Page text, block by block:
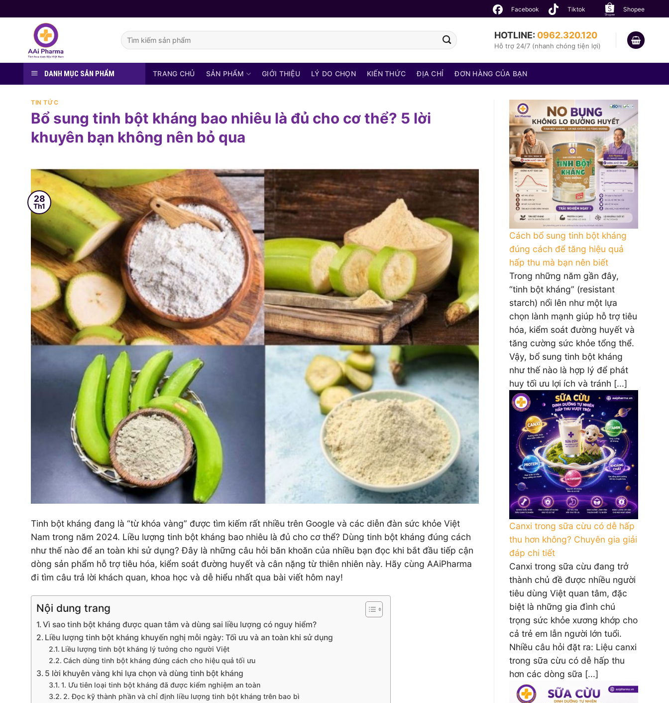
to
Facebook Tiktok Shopee
Tìm
kiếm:
HOTLINE: 0962.320.120
Hỗ trợ 24/7 (nhanh chóng tiện lợi)
DANH MỤC SẢN PHẨM TRANG CHỦ SẢN PHẨM GIỚI THIỆU LÝ DO CHỌN KIẾN THỨC ĐỊA CHỈ ĐƠN HÀNG CỦA BẠN
TIN TỨC
Bổ sung tinh bột kháng bao nhiêu là đủ cho cơ thể? 5 lời
khuyên bạn không nên bỏ qua
28
Th1
Tinh bột kháng đang là “từ khóa vàng” được tìm kiếm rất nhiều trên Google và các diễn đàn sức khỏe Việt
Nam trong năm 2024. Liều lượng tinh bột kháng bao nhiêu là đủ cho cơ thể? Dùng tinh bột kháng đúng cách
như thế nào để an toàn khi sử dụng? Đây là những câu hỏi băn khoăn của nhiều bạn đọc khi bắt đầu tiếp cận
dòng sản phẩm hỗ trợ tiêu hóa, kiểm soát đường huyết và cân nặng từ thiên nhiên này. Hãy cùng AAiPharma
đi tìm câu trả lời khách quan, khoa học và dễ hiểu nhất qua bài viết hôm nay!
Nội dung trang
Vì sao tinh bột kháng được quan tâm và dùng sai liều lượng có nguy hiểm?
Liều lượng tinh bột kháng khuyến nghị mỗi ngày: Tối ưu và an toàn khi sử dụng
Liều lượng tinh bột kháng lý tưởng cho người Việt
Cách dùng tinh bột kháng đúng cách cho hiệu quả tối ưu
5 lời khuyên vàng khi lựa chọn và dùng tinh bột kháng
1. Ưu tiên loại tinh bột kháng đã được kiểm nghiệm an toàn
2. Đọc kỹ thành phần và chỉ định liều lượng tinh bột kháng trên bao bì
Cách bổ sung tinh bột kháng
đúng cách để tăng hiệu quả
hấp thu mà bạn nên biết
Trong những năm gần đây,
“tinh bột kháng” (resistant
starch) nổi lên như một lựa
chọn lành mạnh giúp hỗ trợ tiêu
hóa, kiểm soát đường huyết và
tăng cường sức khỏe tổng thể.
Vậy, bổ sung tinh bột kháng
như thế nào là hợp lý để phát
huy tối ưu lợi ích và tránh [...]
Canxi trong sữa cừu có dễ hấp
thu hơn không? Chuyên gia giải
đáp chi tiết
Canxi trong sữa cừu đang trở
thành chủ đề được nhiều người
tiêu dùng Việt quan tâm, đặc
biệt là những gia đình chú
trọng sức khỏe xương khớp cho
cả trẻ em lẫn người lớn tuổi.
Nhiều câu hỏi đặt ra: Liệu canxi
trong sữa cừu có dễ hấp thu
hơn các dòng sữa [...]